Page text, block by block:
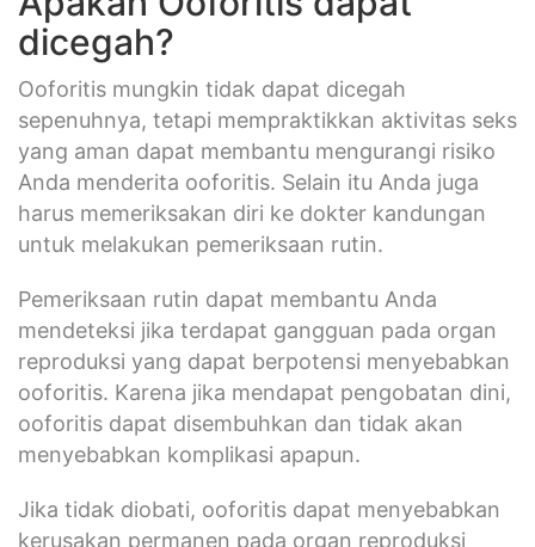
dicegah?
Ooforitis mungkin tidak dapat dicegah
sepenuhnya, tetapi mempraktikkan aktivitas seks
yang aman dapat membantu mengurangi risiko
Anda menderita ooforitis. Selain itu Anda juga
harus memeriksakan diri ke dokter kandungan
untuk melakukan pemeriksaan rutin.
Pemeriksaan rutin dapat membantu Anda
mendeteksi jika terdapat gangguan pada organ
reproduksi yang dapat berpotensi menyebabkan
ooforitis. Karena jika mendapat pengobatan dini,
ooforitis dapat disembuhkan dan tidak akan
menyebabkan komplikasi apapun.
Jika tidak diobati, ooforitis dapat menyebabkan
kerusakan permanen pada organ reproduksi